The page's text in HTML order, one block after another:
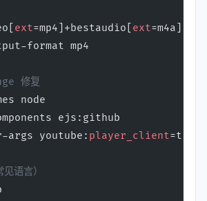
ext=mp4]+bestaudio[ ext=m4a]/
format mp4
修复
node
ejs:github
youtube: player_client
语言）